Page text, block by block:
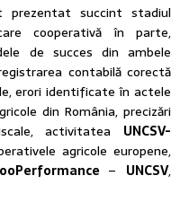
succint stadiul
cooperativă în parte,
de succes din ambele
contabilă corectă
erori identificate în actele
din România, precizări
activitatea UNCSV-
agricole europene,
– UNCSV,